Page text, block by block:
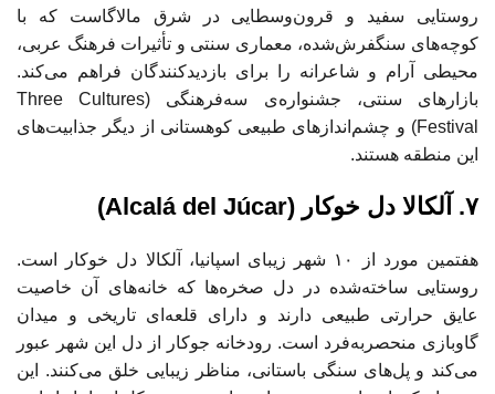
روستایی سفید و قرون‌وسطایی در شرق مالاگاست که با
کوچه‌های سنگفرش‌شده، معماری سنتی و تأثیرات فرهنگ عربی،
محیطی آرام و شاعرانه را برای بازدیدکنندگان فراهم می‌کند.
بازارهای سنتی، جشنواره‌ی سه‌فرهنگی (Three Cultures
Festival) و چشم‌اندازهای طبیعی کوهستانی از دیگر جذابیت‌های
این منطقه هستند.
۷. آلکالا دل خوکار (Alcalá del Júcar)
هفتمین مورد از ۱۰ شهر زیبای اسپانیا، آلکالا دل خوکار است.
روستایی ساخته‌شده در دل صخره‌ها که خانه‌های آن خاصیت
عایق حرارتی طبیعی دارند و دارای قلعه‌ای تاریخی و میدان
گاوبازی منحصربه‌فرد است. رودخانه جوکار از دل این شهر عبور
می‌کند و پل‌های سنگی باستانی، مناظر زیبایی خلق می‌کنند. این